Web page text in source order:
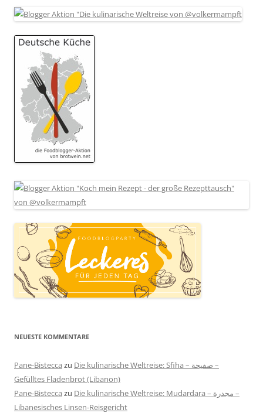
NEUESTE KOMMENTARE
Pane-Bistecca zu Die kulinarische Weltreise: Sfiha – صفيحة –
Gefülltes Fladenbrot (Libanon)
Pane-Bistecca zu Die kulinarische Weltreise: Mudardara – مجدرة –
Libanesisches Linsen-Reisgericht